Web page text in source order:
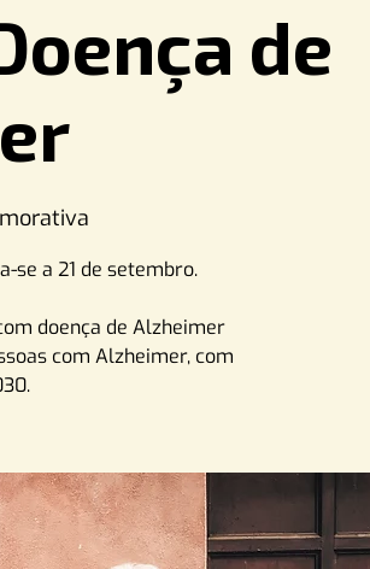
de
se a 21 de setembro.
doença de Alzheimer
com Alzheimer, com